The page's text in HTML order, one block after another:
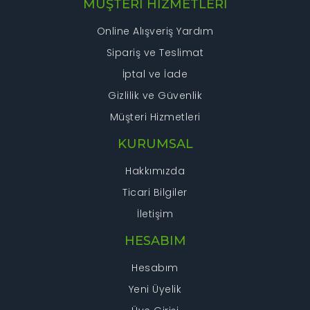
MÜŞTERİ HİZMETLERİ
Online Alışveriş Yardım
Sipariş ve Teslimat
İptal ve İade
Gizlilik ve Güvenlik
Müşteri Hizmetleri
KURUMSAL
Hakkımızda
Ticari Bilgiler
İletişim
HESABIM
Hesabım
Yeni Üyelik